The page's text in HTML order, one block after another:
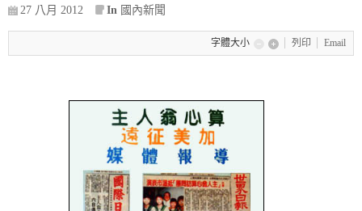
27 八月 2012 In 國內新聞
字體大小 列印 Email